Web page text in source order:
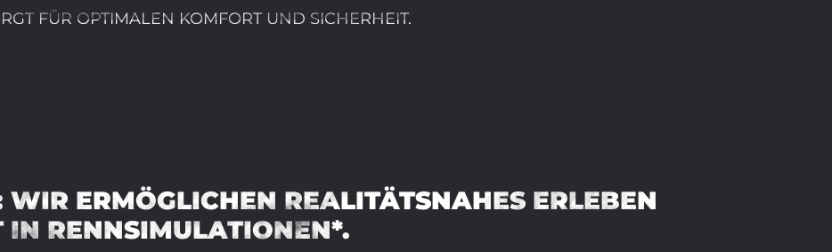
FÜR OPTIMALEN KOMFORT UND SICHERHEIT.
WIR ERMÖGLICHEN REALITÄTSNAHES ERLEBEN
IN RENNSIMULATIONEN*.